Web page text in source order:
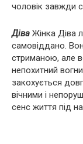
чоловік завжди
Діва Жінка Діва
самовіддано.
стриманою, але
непохитний
закохується
вічними і
сенс життя під